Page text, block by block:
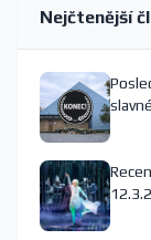
Nejčtenější